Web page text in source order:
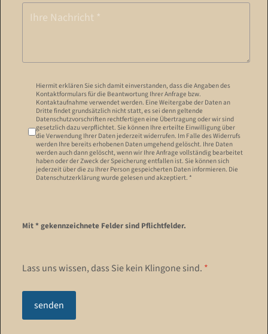
Datenschutzerklärung*
Hiermit erklären Sie sich damit einverstanden, dass die Angaben des
Kontaktformulars für die Beantwortung Ihrer Anfrage bzw.
Kontaktaufnahme verwendet werden. Eine Weitergabe der Daten an
Dritte findet grundsätzlich nicht statt, es sei denn geltende
Datenschutzvorschriften rechtfertigen eine Übertragung oder wir sind
gesetzlich dazu verpflichtet. Sie können Ihre erteilte Einwilligung über
die Verwendung Ihrer Daten jederzeit widerrufen. Im Falle des Widerrufs
werden Ihre bereits erhobenen Daten umgehend gelöscht. Ihre Daten
werden auch dann gelöscht, wenn wir Ihre Anfrage vollständig bearbeitet
haben oder der Zweck der Speicherung entfallen ist. Sie können sich
jederzeit über die zu Ihrer Person gespeicherten Daten informieren. Die
Datenschutzerklärung wurde gelesen und akzeptiert. *
Mit * gekennzeichnete Felder sind Pflichtfelder.
Lass uns wissen, dass Sie kein Klingone sind. *
senden